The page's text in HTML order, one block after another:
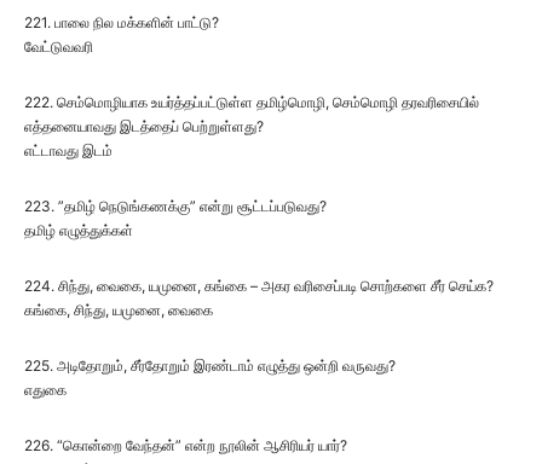
221. பாலை நில மக்களின் பாட்டு?
வேட்டுவவரி
222. செம்மொழியாக உயர்த்தப்பட்டுள்ள தமிழ்மொழி, செம்மொழி தரவரிசையில்
எத்தனையாவது இடத்தைப் பெற்றுள்ளது?
எட்டாவது இடம்
223. ”தமிழ் நெடுங்கணக்கு” என்று சூட்டப்படுவது?
தமிழ் எழுத்துக்கள்
224. சிந்து, வைகை, யமுனை, கங்கை – அகர வரிசைப்படி சொற்களை சீர் செய்க?
கங்கை, சிந்து, யமுனை, வைகை
225. அடிதோறும், சீர்தோறும் இரண்டாம் எழுத்து ஒன்றி வருவது?
எதுகை
226. “கொன்றை வேந்தன்” என்ற நூலின் ஆசிரியர் யார்?